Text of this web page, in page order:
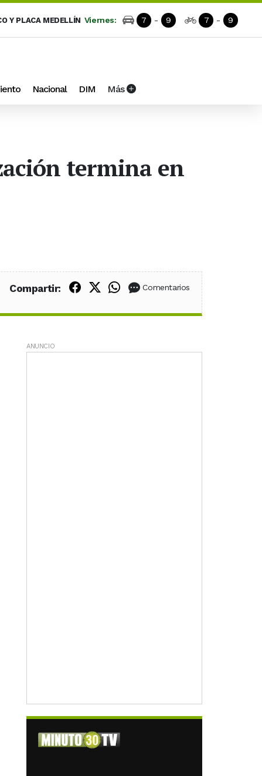
Y PLACA MEDELLÍN Viernes: 7 - 9 7 - 9
Nacional DIM Más
termina en
Compartir: Compartir en Facebook
Compartir en X (Twitter)
Compartir en WhatsApp
Comentarios
ANUNCIO